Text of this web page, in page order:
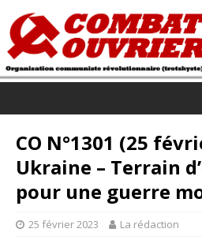
CO N°1301 (25
Ukraine – Terrain
pour une guerre
25 février 2023 La rédaction